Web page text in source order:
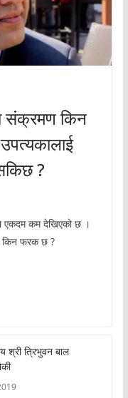
संक्रमण किन
?
एकदम कम देखिएको छ ।
किन फरक छ ?
श्री त्रिभुवन बाल